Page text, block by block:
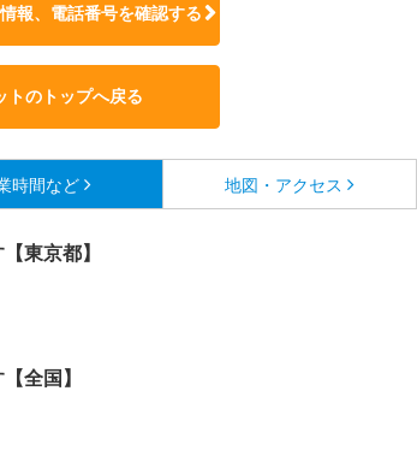
報、電話番号を確認する
トのトップへ戻る
時間など 地図・アクセス
東京都】
全国】